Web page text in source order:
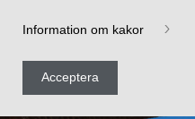
Information om kakor
Acceptera